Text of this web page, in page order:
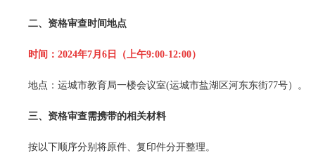
二、资格审查时间地点
时间：2024年7月6日（上午9:00-12:00）
地点：运城市教育局一楼会议室(运城市盐湖区河东东街77号）。
三、资格审查需携带的相关材料
按以下顺序分别将原件、复印件分开整理。